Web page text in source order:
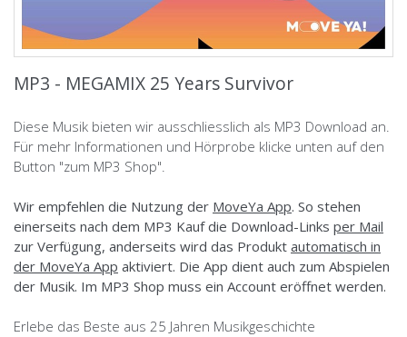
MP3 - MEGAMIX 25 Years Survivor
Diese Musik bieten wir ausschliesslich als MP3 Download an.
Für mehr Informationen und Hörprobe klicke unten auf den
Button "zum MP3 Shop".
Wir empfehlen die Nutzung der MoveYa App. So stehen
einerseits nach dem MP3 Kauf die Download-Links per Mail
zur Verfügung, anderseits wird das Produkt automatisch in
der MoveYa App aktiviert. Die App dient auch zum Abspielen
der Musik. Im MP3 Shop muss ein Account eröffnet werden.
Erlebe das Beste aus 25 Jahren Musikgeschichte